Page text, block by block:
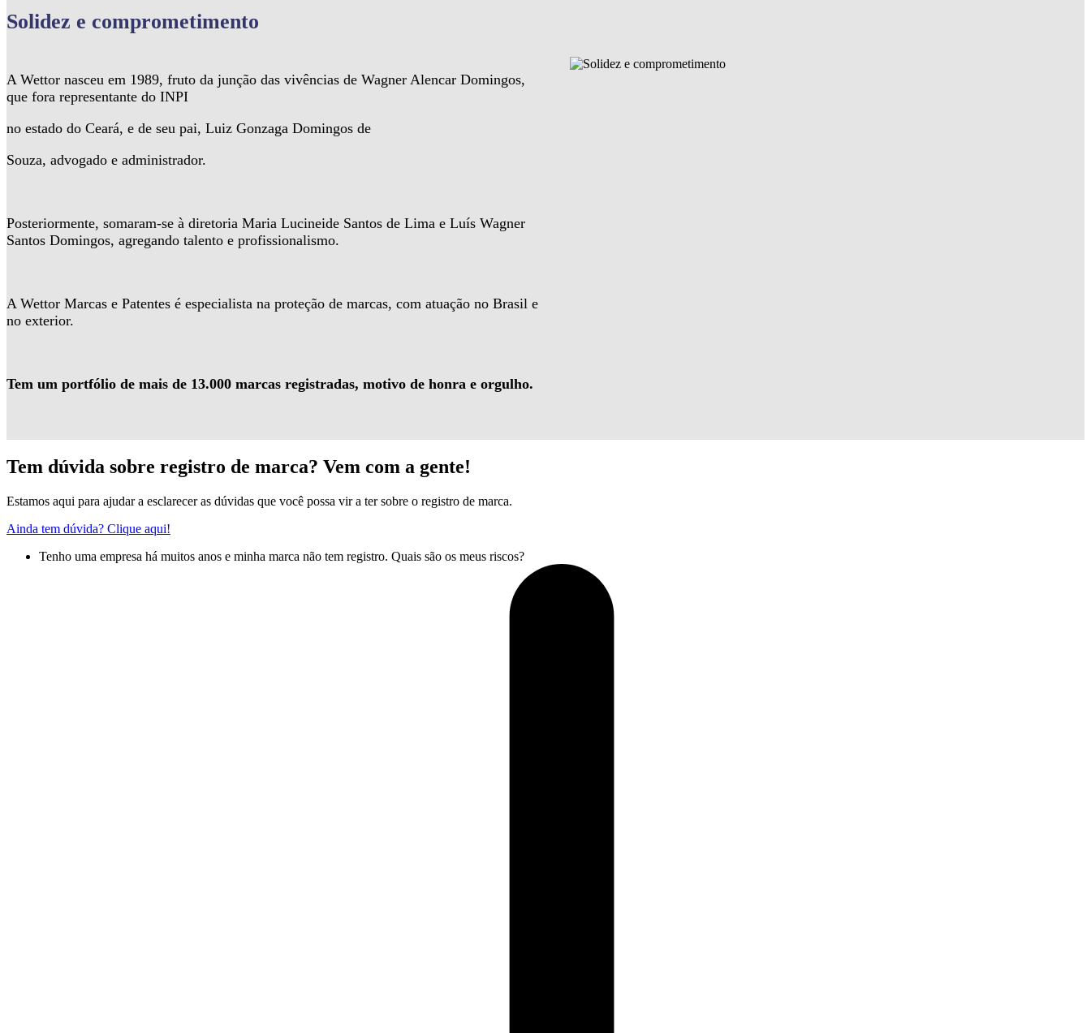
Solidez e comprometimento
A Wettor nasceu em 1989, fruto da junção das vivências de Wagner Alencar Domingos,
que fora representante do INPI
no estado do Ceará, e de seu pai, Luiz Gonzaga Domingos de
Souza, advogado e administrador.
Posteriormente, somaram-se à diretoria Maria Lucineide Santos de Lima e Luís Wagner
Santos Domingos, agregando talento e profissionalismo.
A Wettor Marcas e Patentes é especialista na proteção de marcas, com atuação no Brasil e
no exterior.
Tem um portfólio de mais de 13.000 marcas registradas, motivo de honra e orgulho.
Tem dúvida sobre registro de marca? Vem com a gente!
Estamos aqui para ajudar a esclarecer as dúvidas que você possa vir a ter sobre o registro de marca.
Ainda tem dúvida? Clique aqui!
Tenho uma empresa há muitos anos e minha marca não tem registro. Quais são os meus riscos?